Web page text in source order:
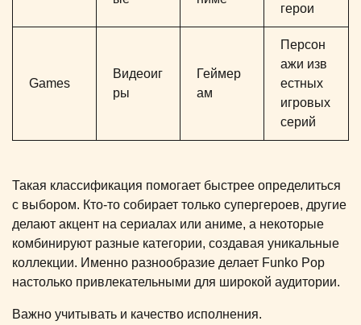
герои
Games
Видеоиг
ры
Геймер
ам
Персон
ажи изв
естных
игровых
серий
Такая классификация помогает быстрее определиться
с выбором. Кто-то собирает только супергероев, другие
делают акцент на сериалах или аниме, а некоторые
комбинируют разные категории, создавая уникальные
коллекции. Именно разнообразие делает Funko Pop
настолько привлекательными для широкой аудитории.
Важно учитывать и качество исполнения.